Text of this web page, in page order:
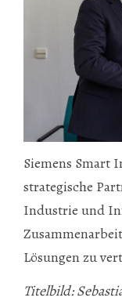
Siemens Smart
strategische
Industrie und
Lösungen zu
Titelbild: